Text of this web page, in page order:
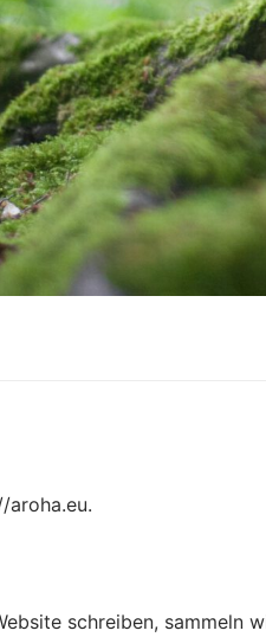
aroha.eu.
schreiben,